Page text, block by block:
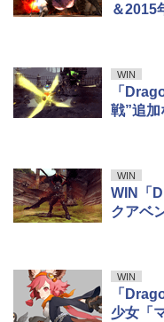
＆2015
WIN
「
戦”追
WIN
WIN「
クアベ
WIN
「
少女「